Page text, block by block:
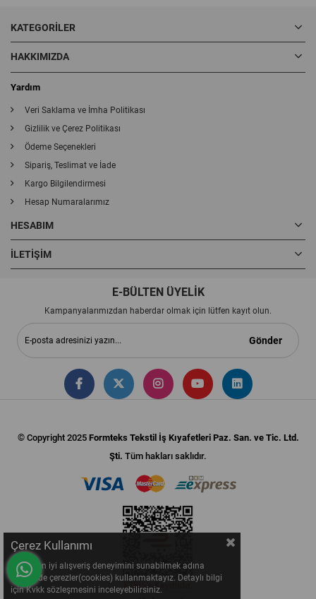
KATEGORILER
HAKKIMIZDA
Yardım
Veri Saklama ve İmha Politikası
Gizlilik ve Çerez Politikası
Ödeme Seçenekleri
Sipariş, Teslimat ve İade
Kargo Bilgilendirmesi
Hesap Numaralarımız
HESABIM
İLETIŞIM
E-BÜLTEN ÜYELİK
Kampanyalarımızdan haberdar olmak için lütfen kayıt olun.
Gönder
© Copyright 2025 Formteks Tekstil İş Kıyafetleri Paz. San. ve Tic. Ltd.
Şti. Tüm hakları saklıdır.
Çerez Kullanımı
Sizlere en iyi alışveriş deneyimini sunabilmek adına
sitemizde çerezler(cookies) kullanmaktayız. Detaylı bilgi
için Kvkk sözleşmesini inceleyebilirsiniz.